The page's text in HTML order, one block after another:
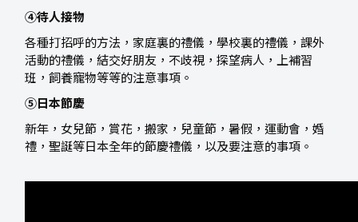
④待人接物
各種打招呼的方法，家庭裏的禮儀，學校裏的禮儀，課外
活動的禮儀，結交好朋友，不歧視，探望病人，上補習
班，飼養寵物等等的注意事項。
⑤日本節慶
新年，女兒節，賞花，搬家，兒童節，暑假，運動會，婚
禮，聖誕等日本全年的節慶禮儀，以及要注意的事項。